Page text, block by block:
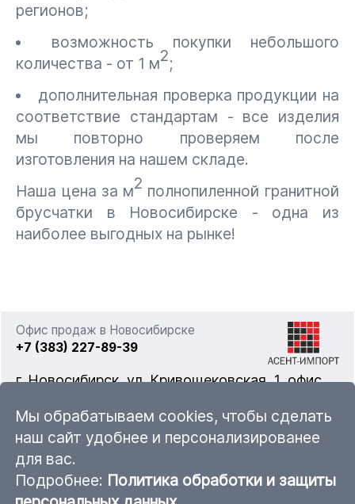
регионов;
возможность покупки небольшого
количества - от 1 м2;
дополнительная проверка продукции на
соответствие стандартам - все изделия
мы повторно проверяем после
изготовления на нашем складе.
Наша цена за м2 полнопиленной гранитной
брусчатки в Новосибирске - одна из
наиболее выгодных на рынке!
Офис продаж в Новосибирске
+7 (383) 227-89-39
г. Новосибирск, ул. Кривощековская, 1, офис
nsk@ascent-import.ru
Карта каталога продукции
Мы обрабатываем cookies, чтобы сделать
наш сайт удобнее и персонализированее
для вас.
Подробнее: Политика обработки и защиты